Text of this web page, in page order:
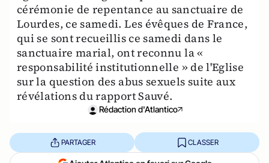
cérémonie de repentance au sanctuaire de
Lourdes, ce samedi. Les évêques de France,
qui se sont recueillis ce samedi dans le
sanctuaire marial, ont reconnu la «
responsabilité institutionnelle » de l'Eglise
sur la question des abus sexuels suite aux
révélations du rapport Sauvé.
Rédaction d'Atlantico
PARTAGER CLASSER